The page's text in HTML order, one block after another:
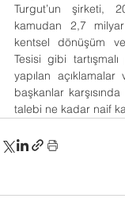
Turgut’un şirketi,
kamudan 2,7
kentsel dönüşüm
Tesisi gibi
yapılan açıklamalar
başkanlar karşısında
talebi ne kadar naif